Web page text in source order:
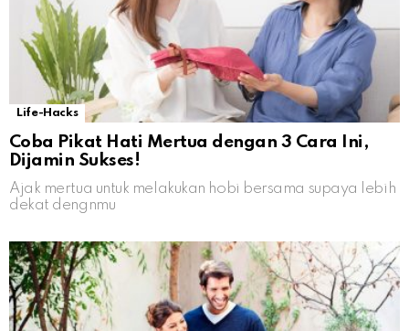
Life-Hacks
Coba Pikat Hati Mertua dengan 3 Cara Ini,
Dijamin Sukses!
Ajak mertua untuk melakukan hobi bersama supaya lebih
dekat dengnmu